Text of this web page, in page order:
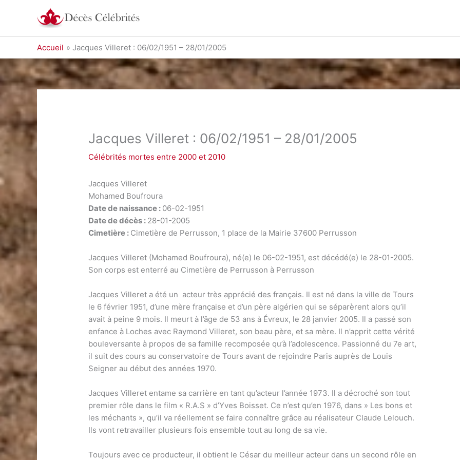
Accueil Jacques Villeret : 06/02/1951 – 28/01/2005
Jacques Villeret : 06/02/1951 – 28/01/2005
Célébrités mortes entre 2000 et 2010
Jacques Villeret
Mohamed Boufroura
Date de naissance : 06-02-1951
Date de décès : 28-01-2005
Cimetière : Cimetière de Perrusson, 1 place de la Mairie 37600 Perrusson
Jacques Villeret (Mohamed Boufroura), né(e) le 06-02-1951, est décédé(e) le 28-01-2005.
Son corps est enterré au Cimetière de Perrusson à Perrusson
Jacques Villeret a été un acteur très apprécié des français. Il est né dans la ville de Tours
le 6 février 1951, d’une mère française et d’un père algérien qui se séparèrent alors qu’il
avait à peine 9 mois. Il meurt à l’âge de 53 ans à Évreux, le 28 janvier 2005. Il a passé son
enfance à Loches avec Raymond Villeret, son beau père, et sa mère. Il n’apprit cette vérité
bouleversante à propos de sa famille recomposée qu’à l’adolescence. Passionné du 7e art,
il suit des cours au conservatoire de Tours avant de rejoindre Paris auprès de Louis
Seigner au début des années 1970.
Jacques Villeret entame sa carrière en tant qu’acteur l’année 1973. Il a décroché son tout
premier rôle dans le film « R.A.S » d’Yves Boisset. Ce n’est qu’en 1976, dans » Les bons et
les méchants », qu’il va réellement se faire connaître grâce au réalisateur Claude Lelouch.
Ils vont retravailler plusieurs fois ensemble tout au long de sa vie.
Toujours avec ce producteur, il obtient le César du meilleur acteur dans un second rôle en